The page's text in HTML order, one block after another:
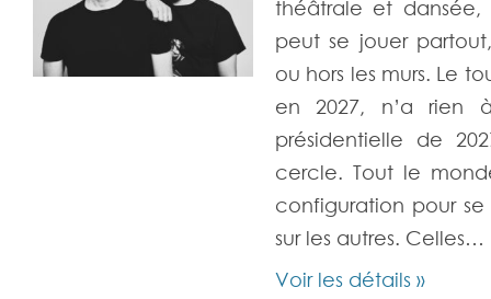
théâtrale et
peut se jouer
ou hors les murs. Le
en 2027, n’a rien
présidentielle de
cercle. Tout le
configuration pour
sur les autres. Celles…
Voir les détails »